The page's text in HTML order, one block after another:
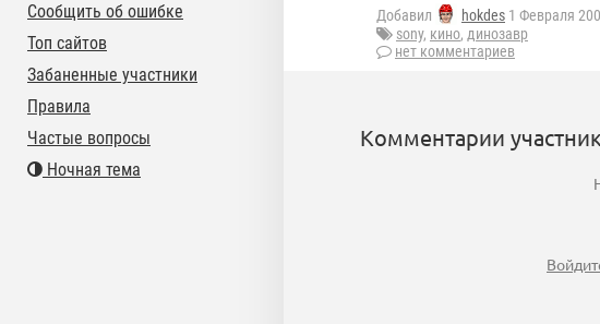
Добавил hokdes 1 Февраля
sony, кино, динозавр
нет комментариев
Комментарии
Сообщить об ошибке
Топ сайтов
Забаненные участники
Правила
Частые вопросы
Ночная тема